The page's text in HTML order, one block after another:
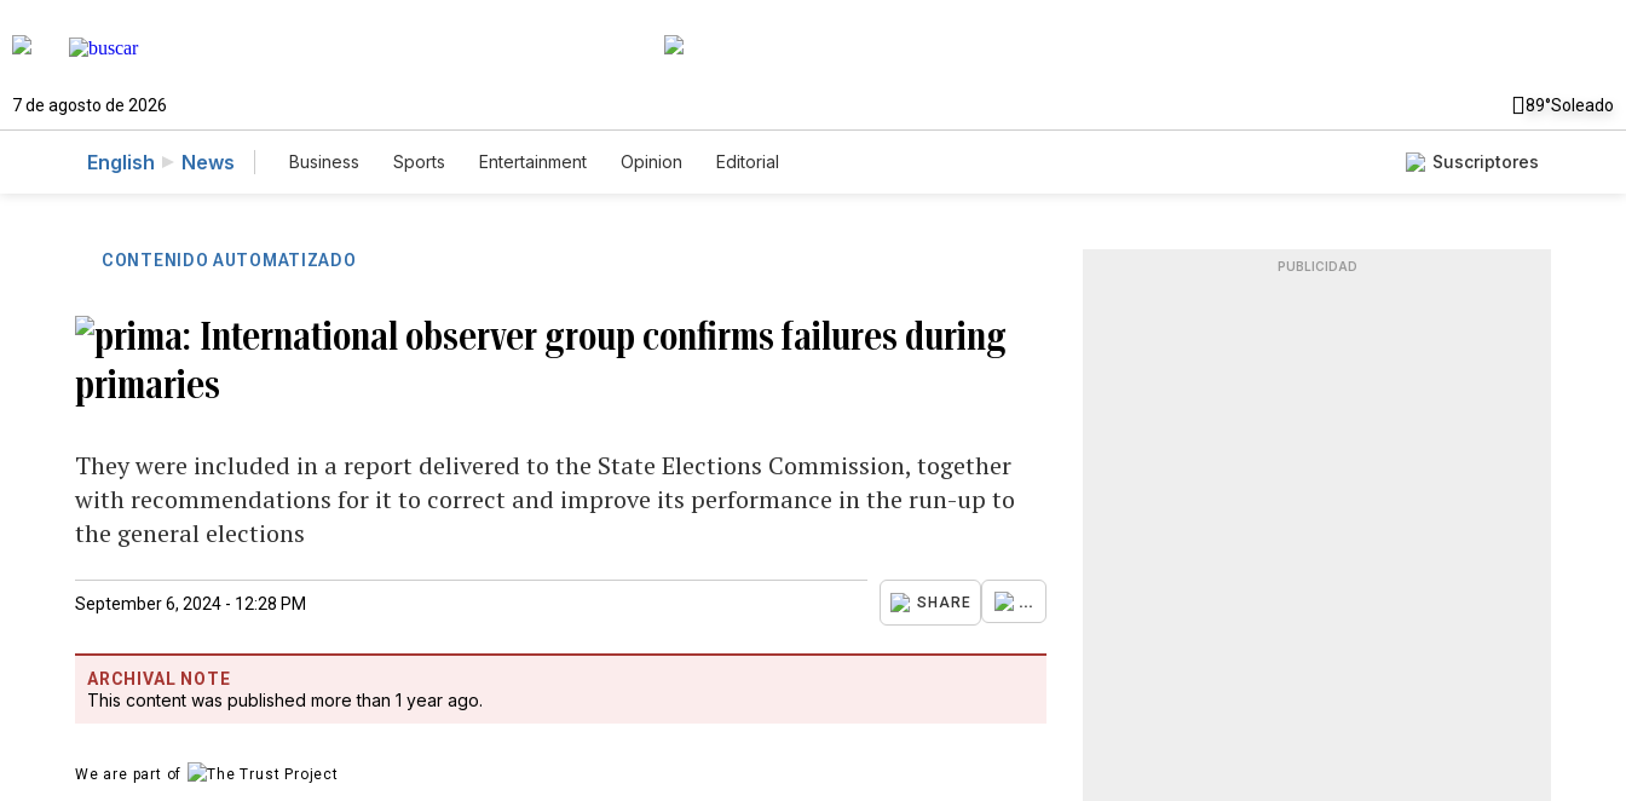
7 de agosto de 2026 89°Soleado
English News Business Sports Entertainment Opinion Editorial Suscriptores
CONTENIDO AUTOMATIZADO
International observer group confirms failures during
primaries
They were included in a report delivered to the State Elections Commission, together
with recommendations for it to correct and improve its performance in the run-up to
the general elections
September 6, 2024 - 12:28 PM SHARE ...
ARCHIVAL NOTE
This content was published more than 1 year ago.
We are part of
PUBLICIDAD